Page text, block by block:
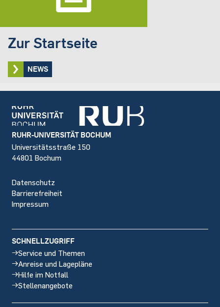
Zur Startseite
NEWS
Footer
RUHR-UNIVERSITÄT BOCHUM
Universitätsstraße 150
44801 Bochum
Datenschutz
Barrierefreiheit
Impressum
SCHNELLZUGRIFF
Service und Themen
Anreise und Lagepläne
Hilfe im Notfall
Stellenangebote